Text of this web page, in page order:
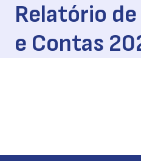
Relatório
e Contas